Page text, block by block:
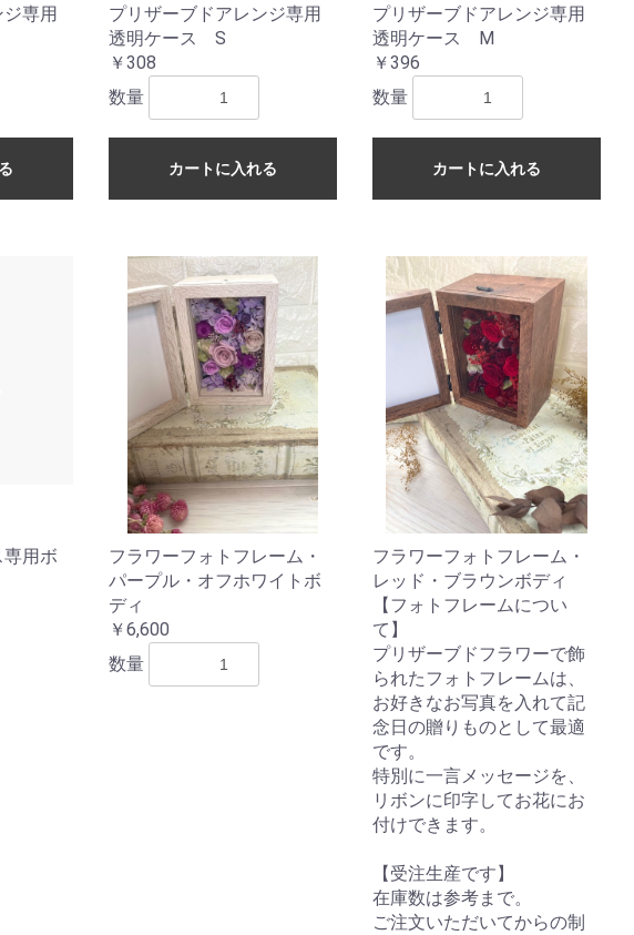
専用
プリザーブドアレンジ専用
透明ケース S
￥308
数量
カートに入れる
プリザーブドアレンジ専用
透明ケース M
￥396
数量
カートに入れる
用ボ
フラワーフォトフレーム・
パープル・オフホワイトボ
ディ
￥6,600
数量
フラワーフォトフレーム・
レッド・ブラウンボディ
【フォトフレームについ
て】
プリザーブドフラワーで飾
られたフォトフレームは、
お好きなお写真を入れて記
念日の贈りものとして最適
です。
特別に一言メッセージを、
リボンに印字してお花にお
付けできます。
【受注生産です】
在庫数は参考まで。
ご注文いただいてからの制